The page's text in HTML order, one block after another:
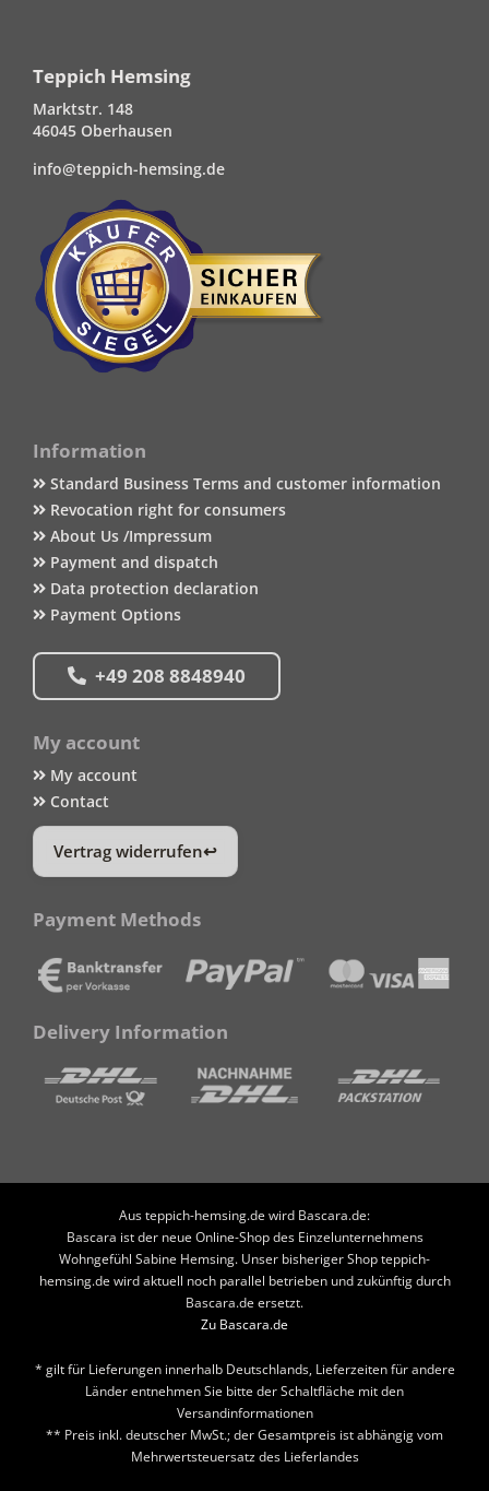
Teppich Hemsing
Marktstr. 148
46045 Oberhausen
info@teppich-hemsing.de
Information
Standard Business Terms and customer information
Revocation right for consumers
About Us /Impressum
Payment and dispatch
Data protection declaration
Payment Options
+49 208 8848940
My account
My account
Contact
Vertrag widerrufen
Payment Methods
Delivery Information
Aus teppich-hemsing.de wird Bascara.de:
Bascara ist der neue Online-Shop des Einzelunternehmens
Wohngefühl Sabine Hemsing. Unser bisheriger Shop teppich-
hemsing.de wird aktuell noch parallel betrieben und zukünftig durch
Bascara.de ersetzt.
Zu Bascara.de
* gilt für Lieferungen innerhalb Deutschlands, Lieferzeiten für andere
Länder entnehmen Sie bitte der Schaltfläche mit den
Versandinformationen
** Preis inkl. deutscher MwSt.; der Gesamtpreis ist abhängig vom
Mehrwertsteuersatz des Lieferlandes